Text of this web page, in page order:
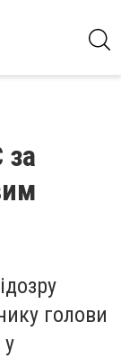
голови